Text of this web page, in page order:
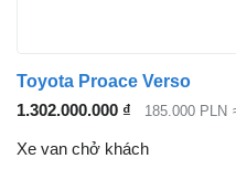
Toyota Proace Verso
1.302.000.000 ₫
185.000 PLN
Xe van chở khách